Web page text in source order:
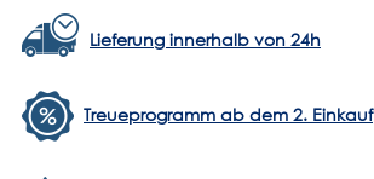
Lieferung innerhalb von 24h
Treueprogramm ab dem 2. Einkauf